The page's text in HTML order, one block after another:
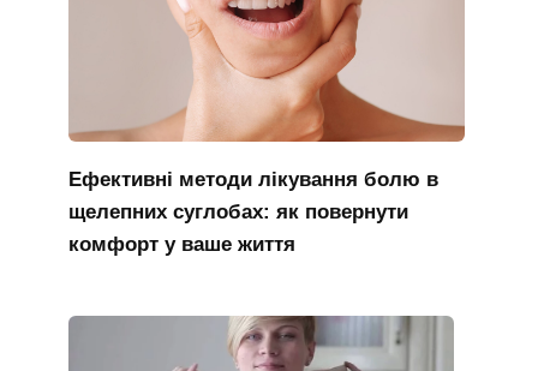
Ефективні методи лікування болю в
щелепних суглобах: як повернути
комфорт у ваше життя